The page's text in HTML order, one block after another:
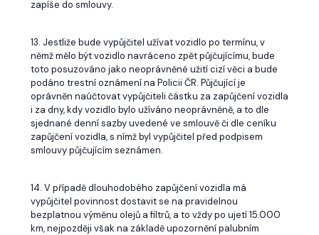
zapíše do smlouvy.
13. Jestliže bude vypůjčitel užívat vozidlo po termínu, v
němž mělo být vozidlo navráceno zpět půjčujícímu, bude
toto posuzováno jako neoprávněné užití cizí věci a bude
podáno trestní oznámení na Policii ČR. Půjčující je
oprávněn naúčtovat vypůjčiteli částku za zapůjčení vozidla
i za dny, kdy vozidlo bylo užíváno neoprávněně, a to dle
sjednané denní sazby uvedené ve smlouvě či dle ceníku
zapůjčení vozidla, s nímž byl vypůjčitel před podpisem
smlouvy půjčujícím seznámen.
14. V případě dlouhodobého zapůjčení vozidla má
vypůjčitel povinnost dostavit se na pravidelnou
bezplatnou výměnu olejů a filtrů, a to vždy po ujetí 15.000
km, nejpozději však na základě upozornění palubním